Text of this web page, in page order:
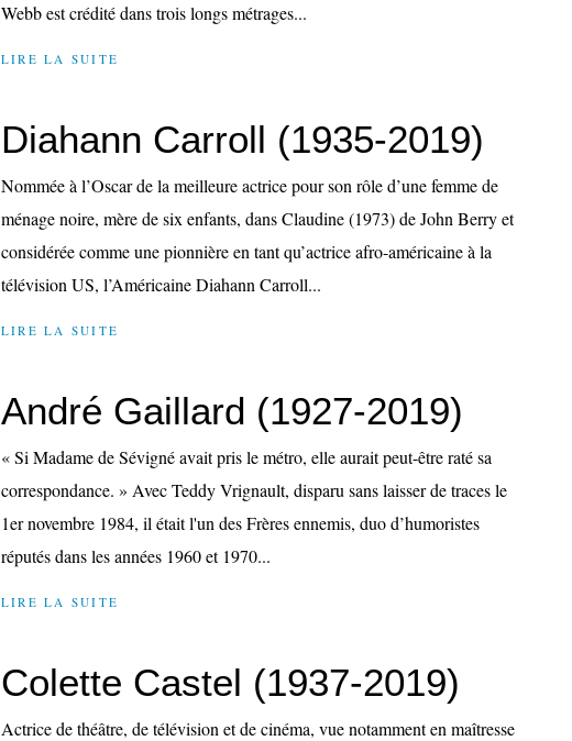
Webb est crédité dans trois longs métrages...
LIRE LA SUITE
Diahann Carroll (1935-2019)
Nommée à l’Oscar de la meilleure actrice pour son rôle d’une femme de
ménage noire, mère de six enfants, dans Claudine (1973) de John Berry et
considérée comme une pionnière en tant qu’actrice afro-américaine à la
télévision US, l’Américaine Diahann Carroll...
LIRE LA SUITE
André Gaillard (1927-2019)
« Si Madame de Sévigné avait pris le métro, elle aurait peut-être raté sa
correspondance. » Avec Teddy Vrignault, disparu sans laisser de traces le
1er novembre 1984, il était l'un des Frères ennemis, duo d’humoristes
réputés dans les années 1960 et 1970...
LIRE LA SUITE
Colette Castel (1937-2019)
Actrice de théâtre, de télévision et de cinéma, vue notamment en maîtresse